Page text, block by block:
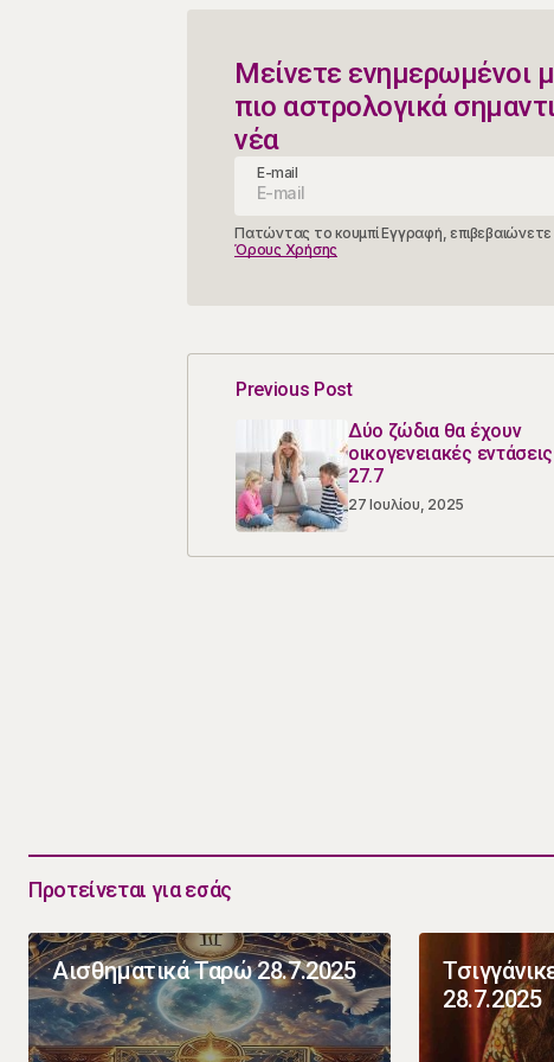
Μείνετε ενημερωμένοι
πιο αστρολογικά
νέα
E-mail
Πατώντας το κουμπί Εγγραφή,
Όρους Χρήσης
Previous Post
Δύο ζώδια θα έχουν
οικογενειακές
27.7
27 Ιουλίου, 2025
Προτείνεται για εσάς
Αισθηματικά Ταρώ 28.7.2025
28.7.2025